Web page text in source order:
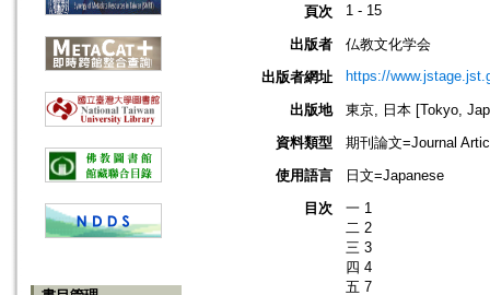
頁次 1 - 15
出版者
仏教文化学会
出版者網址
https://
出版地
東京, 日本 [Tokyo,
資料類型
期刊論文=Journal
使用語言
日文=Japanese
目次
一 1
二 2
三 3
四 4
五 7